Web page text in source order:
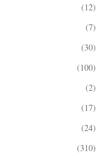
(12)
(7)
(30)
(100)
(2)
(17)
(24)
(310)